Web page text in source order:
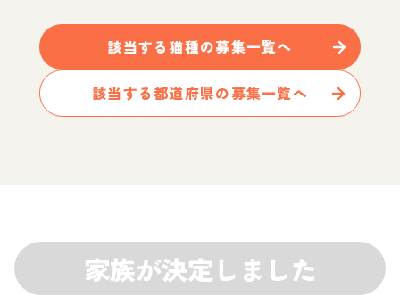
該当する 猫種の募集一覧へ
該当する都道府県の募集一覧へ
家族が決定しました